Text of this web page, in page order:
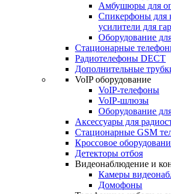
Амбушюры для
Cпикерфоны для
усилители для
Оборудование
Стационарные
Радиотелефоны DECT
Дополнительные
VoIP оборудование
VoIP-телефоны
VoIP-шлюзы
Оборудование
Аксессуары для
Стационарные GSM
Кроссовое
Детекторы отбоя
Видеонаблюдение и
Камеры
Домофоны